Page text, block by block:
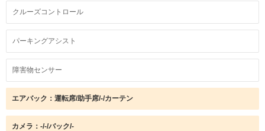
クルーズコントロール
パーキングアシスト
障害物センサー
エアバック：運転席/助手席/-/カーテン
カメラ：-/-/バック/-